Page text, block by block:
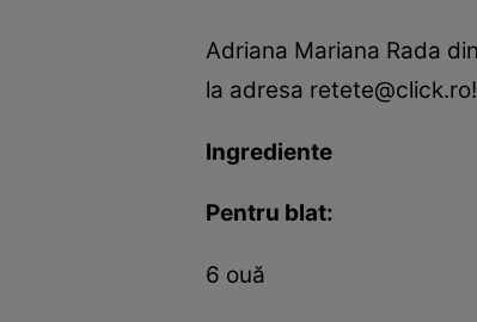
Adriana Mariana Rada
la adresa retete@click.ro!
Ingrediente
Pentru blat:
6 ouă